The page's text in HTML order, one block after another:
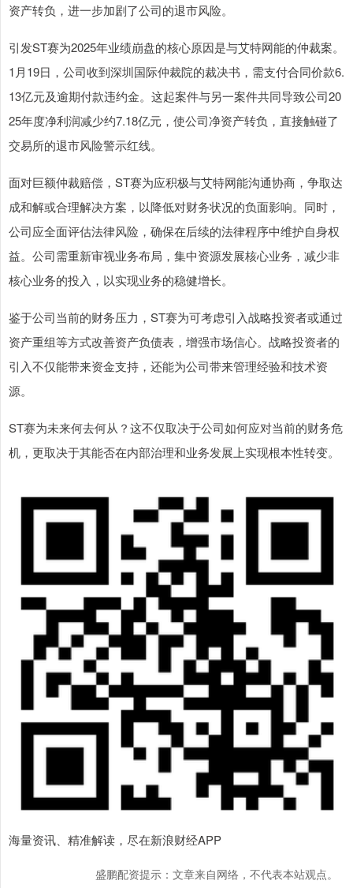
资产转负，进一步加剧了公司的退市风险。
引发ST赛为2025年业绩崩盘的核心原因是与艾特网能的仲裁案。
1月19日，公司收到深圳国际仲裁院的裁决书，需支付合同价款6.
13亿元及逾期付款违约金。这起案件与另一案件共同导致公司20
25年度净利润减少约7.18亿元，使公司净资产转负，直接触碰了
交易所的退市风险警示红线。
面对巨额仲裁赔偿，ST赛为应积极与艾特网能沟通协商，争取达
成和解或合理解决方案，以降低对财务状况的负面影响。同时，
公司应全面评估法律风险，确保在后续的法律程序中维护自身权
益。公司需重新审视业务布局，集中资源发展核心业务，减少非
核心业务的投入，以实现业务的稳健增长。
鉴于公司当前的财务压力，ST赛为可考虑引入战略投资者或通过
资产重组等方式改善资产负债表，增强市场信心。战略投资者的
引入不仅能带来资金支持，还能为公司带来管理经验和技术资
源。
ST赛为未来何去何从？这不仅取决于公司如何应对当前的财务危
机，更取决于其能否在内部治理和业务发展上实现根本性转变。
海量资讯、精准解读，尽在新浪财经APP
盛鹏配资提示：文章来自网络，不代表本站观点。